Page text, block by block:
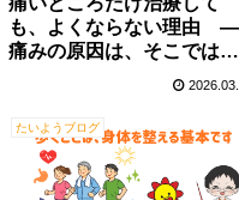
も、よくならない理由 ―
痛みの原因は、そこではな
たいようブログ